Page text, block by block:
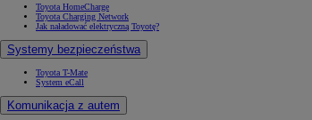
Toyota HomeCharge
Toyota Charging Network
Jak naładować elektryczną Toyotę?
Systemy bezpieczeństwa
Toyota T-Mate
System eCall
Komunikacja z autem